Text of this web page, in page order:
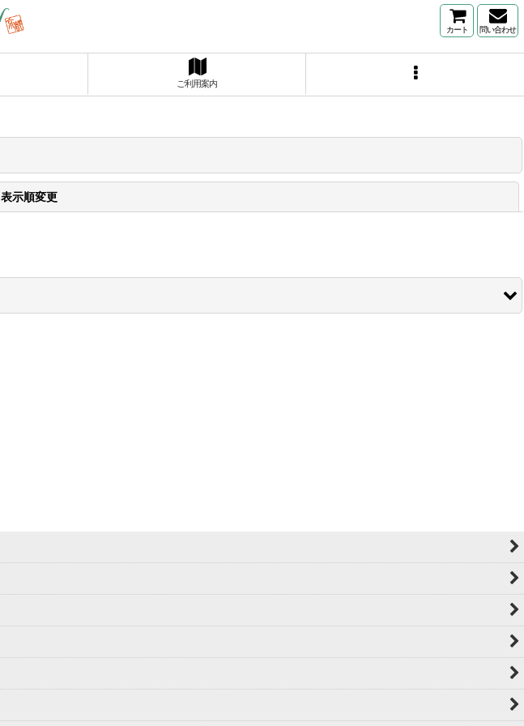
カート 問い合わせ
ご利用案内
表示順変更